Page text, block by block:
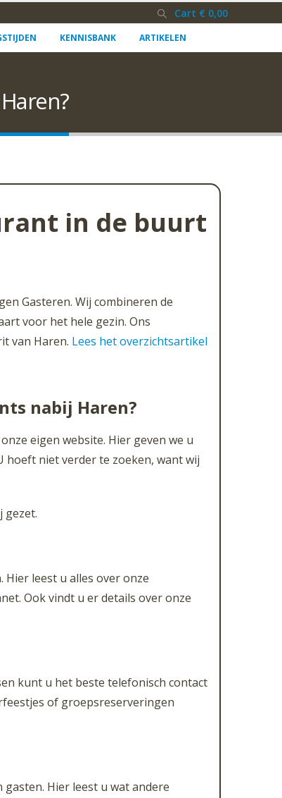
Cart € 0,00
KENNISBANK ARTIKELEN
in de buurt
Gasteren. Wij combineren de
voor het hele gezin. Ons
van Haren. Lees het overzichtsartikel
nabij Haren?
eigen website. Hier geven we u
hoeft niet verder te zoeken, want wij
gezet.
leest u alles over onze
Ook vindt u er details over onze
kunt u het beste telefonisch contact
of groepsreserveringen
gasten. Hier leest u wat andere